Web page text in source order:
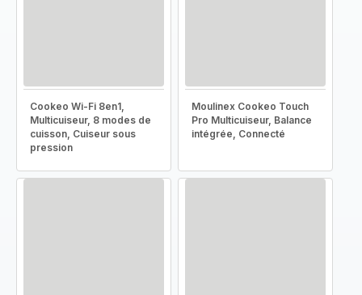
Cookeo Wi-Fi 8en1,
Multicuiseur, 8 modes de
cuisson, Cuiseur sous
pression
Moulinex Cookeo Touch
Pro Multicuiseur, Balance
intégrée, Connecté